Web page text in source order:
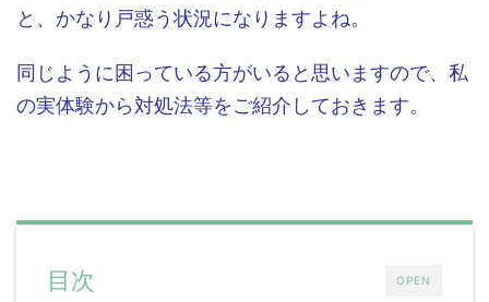
と、かなり戸惑う状況になりますよね。
同じように困っている方がいると思いますので、私
の実体験から対処法等をご紹介しておきます。
OPEN
目次